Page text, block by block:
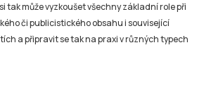
tak může vyzkoušet všechny základní role při
či publicistického obsahu i související
a připravit se tak na praxi v různých typech